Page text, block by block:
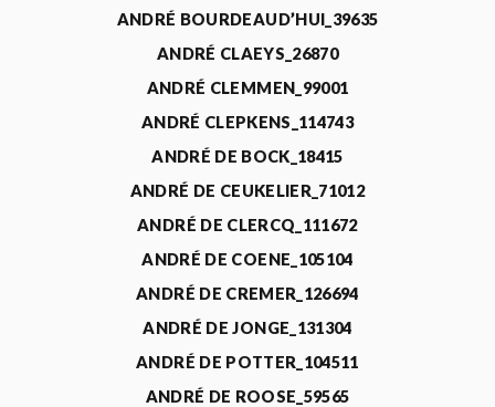
ANDRÉ BOURDEAUD’HUI_39635
ANDRÉ CLAEYS_26870
ANDRÉ CLEMMEN_99001
ANDRÉ CLEPKENS_114743
ANDRÉ DE BOCK_18415
ANDRÉ DE CEUKELIER_71012
ANDRÉ DE CLERCQ_111672
ANDRÉ DE COENE_105104
ANDRÉ DE CREMER_126694
ANDRÉ DE JONGE_131304
ANDRÉ DE POTTER_104511
ANDRÉ DE ROOSE_59565